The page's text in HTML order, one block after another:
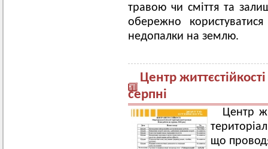
травою чи сміття та
обережно
недопалки на землю.
Центр
серпні
Центр
що